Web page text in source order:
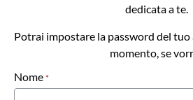
dedicata a te.
Potrai impostare la password del
momento, se
Promo
Nome *